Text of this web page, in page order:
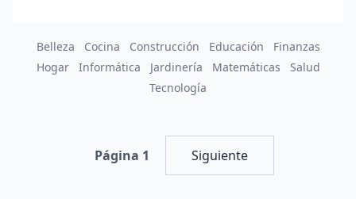
Belleza Cocina Construcción Educación
Finanzas
Hogar
Informática Jardinería Matemáticas
Salud
Tecnología
Página 1 Siguiente